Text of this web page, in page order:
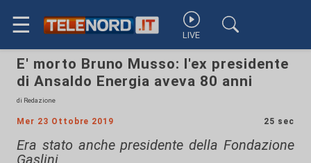
☰ LIVE
E' morto Bruno Musso: l'ex presidente
di Ansaldo Energia aveva 80 anni
di Redazione
Mer 23 Ottobre 2019 25 sec
Era stato anche presidente della Fondazione
Gaslini